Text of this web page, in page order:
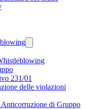
231/01
delle violazioni
di Gruppo